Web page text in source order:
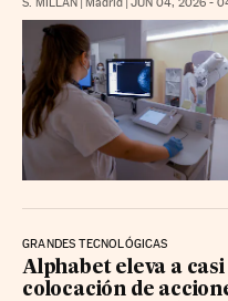
GRANDES TECNOLÓGICAS
Alphabet eleva a
colocación de